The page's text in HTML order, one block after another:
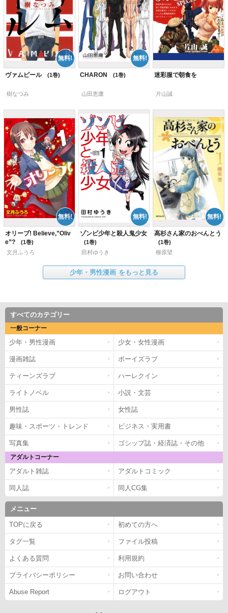
ヴァムピール 1
樹なつみ
CHARON 1
山田恵庸
迷彩服で朝食を
片山誠
オリーブ! Believe,”Oliv
e”?
1
文月ふうろ
ゾンビ少年と殺人鬼少女
1
田村ゆうき
高杉さん家のおべんとう
1
柳原望
少年・男性漫画 をもっと見る
すべてのカテゴリー
一般コーナー
少年・男性漫画 少女・女性漫画
漫画雑誌 ボーイズラブ
ティーンズラブ ハーレクイン
ライトノベル 小説・文芸
男性誌 女性誌
趣味・スポーツ・トレンド ビジネス・実用書
写真集 ゴシップ誌・経済誌・その他
アダルトコーナー
アダルト雑誌 アダルトコミック
同人誌 同人CG集
メニュー
TOPに戻る 初めての方へ
タグ一覧 ファイル投稿
よくある質問 利用規約
プライバシーポリシー お問い合わせ
Abuse Report ログアウト